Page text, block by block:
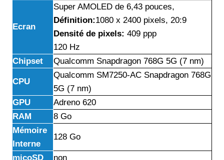
Ecran
Super AMOLED de 6,43 pouces,
Définition:1080 x 2400 pixels, 20:9
Densité de pixels: 409 ppp
120 Hz
Chipset
Qualcomm Snapdragon 768G 5G (7 nm)
CPU
Qualcomm SM7250-AC Snapdragon 768G
5G (7 nm)
GPU
Adreno 620
RAM
8 Go
Mémoire
Interne
128 Go
micoSD
non